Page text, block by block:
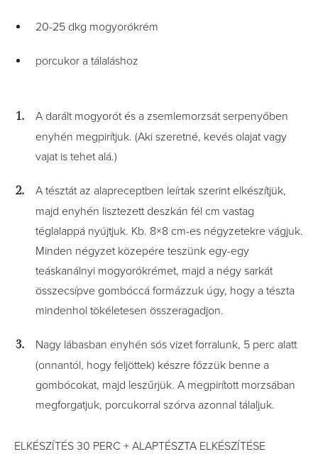
20-25 dkg mogyorókrém
porcukor a tálaláshoz
A darált mogyorót és a zsemlemorzsát serpenyőben
enyhén megpirítjuk. (Aki szeretné, kevés olajat vagy
vajat is tehet alá.)
A tésztát az alapreceptben leírtak szerint elkészítjük,
majd enyhén lisztezett deszkán fél cm vastag
téglalappá nyújtjuk. Kb. 8×8 cm-es négyzetekre vágjuk.
Minden négyzet közepére teszünk egy-egy
teáskanálnyi mogyorókrémet, majd a négy sarkát
összecsípve gombóccá formázzuk úgy, hogy a tészta
mindenhol tökéletesen összeragadjon.
Nagy lábasban enyhén sós vizet forralunk, 5 perc alatt
(onnantól, hogy feljöttek) készre főzzük benne a
gombócokat, majd leszűrjük. A megpirított morzsában
megforgatjuk, porcukorral szórva azonnal tálaljuk.
ELKÉSZÍTÉS 30 PERC + ALAPTÉSZTA ELKÉSZÍTÉSE